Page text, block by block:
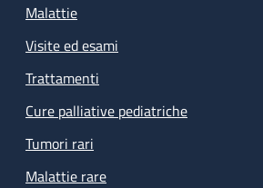
Malattie
Visite ed esami
Trattamenti
Cure palliative pediatriche
Tumori rari
Malattie rare